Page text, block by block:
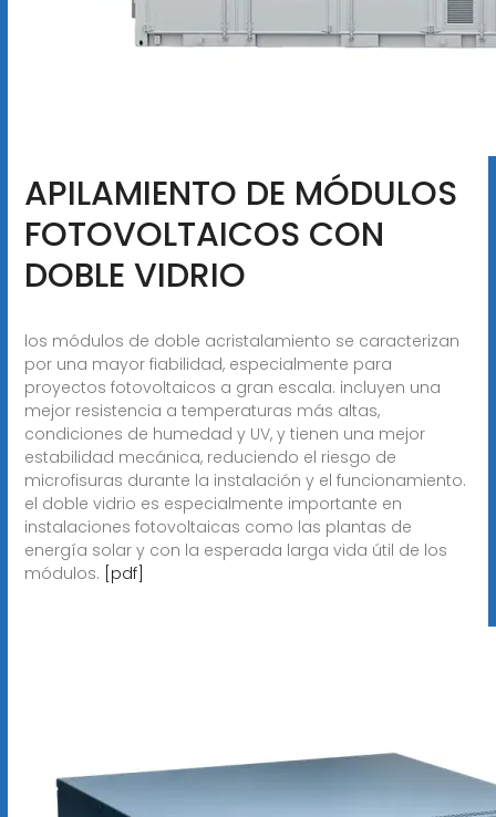
APILAMIENTO DE MÓDULOS
FOTOVOLTAICOS CON
DOBLE VIDRIO
los módulos de doble acristalamiento se caracterizan
por una mayor fiabilidad, especialmente para
proyectos fotovoltaicos a gran escala. incluyen una
mejor resistencia a temperaturas más altas,
condiciones de humedad y UV, y tienen una mejor
estabilidad mecánica, reduciendo el riesgo de
microfisuras durante la instalación y el funcionamiento.
el doble vidrio es especialmente importante en
instalaciones fotovoltaicas como las plantas de
energía solar y con la esperada larga vida útil de los
módulos. [pdf]